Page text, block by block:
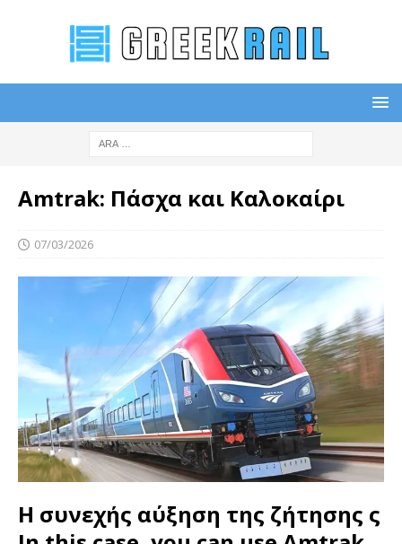
Amtrak: Πάσχα και Καλοκαίρι
07/03/2026
Η συνεχής αύξηση της ζήτησης ς